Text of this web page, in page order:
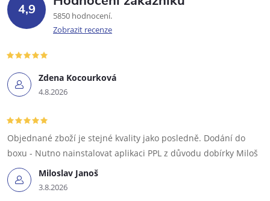
4,9
5850 hodnocení
Zobrazit recenze
Zdena Kocourková
4.8.2026
Miloslav Janoš
3.8.2026
Objednané zboží je stejné kvality jako posledně. Dodání do
boxu - Nutno nainstalovat aplikaci PPL z důvodu dobírky Miloš